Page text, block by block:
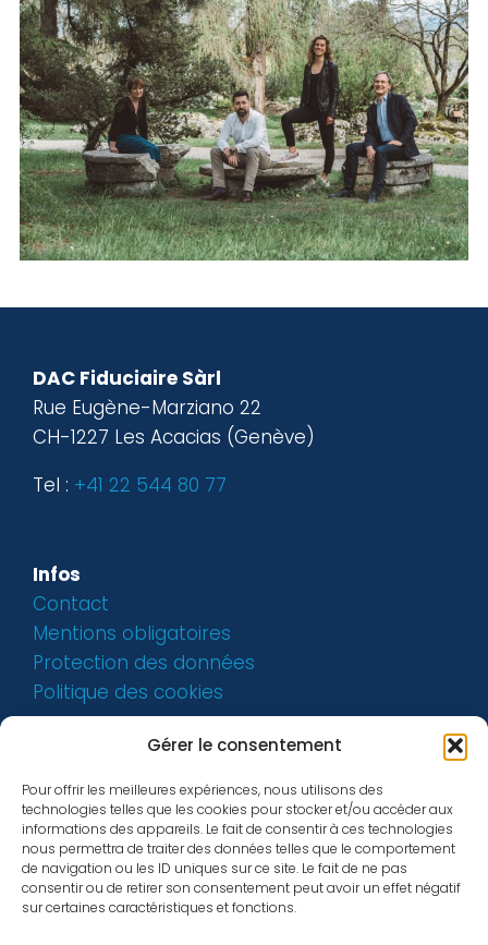
Gérer le consentement
Pour offrir les meilleures expériences, nous utilisons des
technologies telles que les cookies pour stocker et/ou accéder aux
informations des appareils. Le fait de consentir à ces technologies
nous permettra de traiter des données telles que le comportement
de navigation ou les ID uniques sur ce site. Le fait de ne pas
consentir ou de retirer son consentement peut avoir un effet négatif
sur certaines caractéristiques et fonctions.
DAC Fiduciaire Sàrl
Rue Eugène-Marziano 22
CH-1227 Les Acacias (Genève)
Tel : +41 22 544 80 77
Infos
Contact
Mentions obligatoires
Protection des données
Politique des cookies